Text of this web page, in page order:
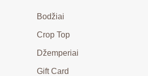
Bodžiai
Crop Top
Džemperiai
Gift Card